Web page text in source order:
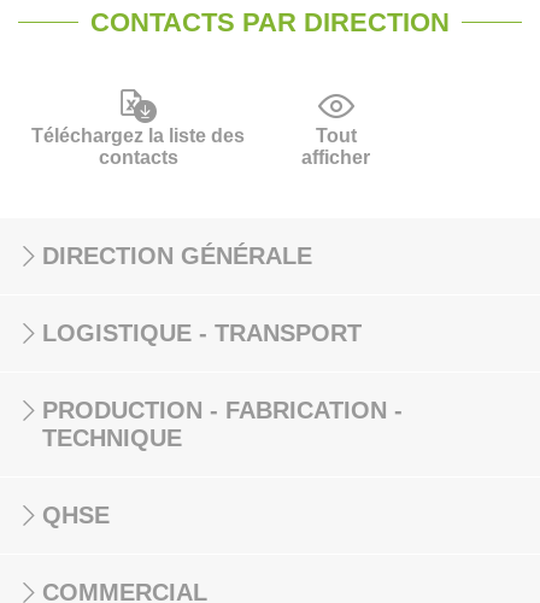
CONTACTS PAR DIRECTION
Téléchargez la liste des
contacts
Tout
afficher
DIRECTION GÉNÉRALE
LOGISTIQUE - TRANSPORT
PRODUCTION - FABRICATION -
TECHNIQUE
QHSE
COMMERCIAL